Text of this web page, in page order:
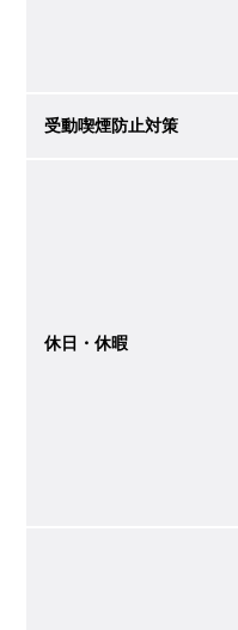
受動喫煙防止対策
休日・休暇